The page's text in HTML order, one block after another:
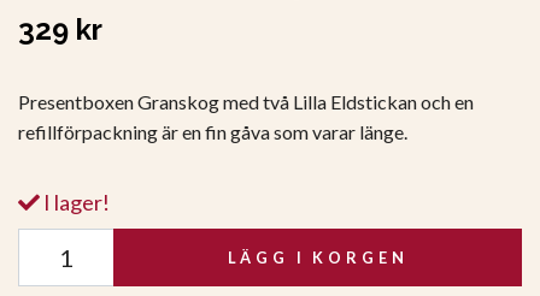
329 kr
Presentboxen Granskog med två Lilla Eldstickan och en
refillförpackning är en fin gåva som varar länge.
I lager!
LÄGG I KORGEN